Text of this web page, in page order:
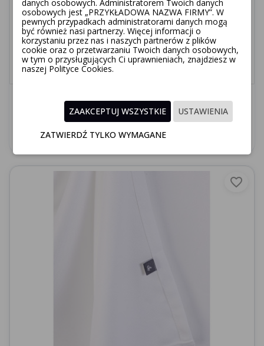
Bieżnik MIGOT rozm. 40x140cm, kolor czarny
7,90 zł Dodaj do koszyka
favorite_border
danych osobowych. Administratorem Twoich danych
osobowych jest „PRZYKŁADOWA NAZWA FIRMY”. W
pewnych przypadkach administratorami danych mogą
być również nasi partnerzy. Więcej informacji o
korzystaniu przez nas i naszych partnerów z plików
cookie oraz o przetwarzaniu Twoich danych osobowych,
w tym o przysługujących Ci uprawnieniach, znajdziesz w
naszej Polityce Cookies.
USTAWIENIA
ZAAKCEPTUJ WSZYSTKIE
ZATWIERDŹ TYLKO WYMAGANE